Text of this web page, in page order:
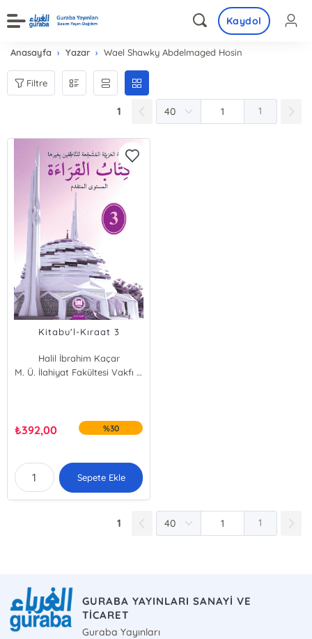
Kaydol
Anasayfa Yazar Wael Shawky Abdelmaged Hosin
Filtre
1 1
Kitabu'l-Kıraat 3
Halil İbrahim Kaçar
Wael Shawky Abdelmaged Hosin
M. Ü. İlahiyat Fakültesi Vakfı Yayınları
₺392,00 %30
Sepete Ekle
1 1
GURABA YAYINLARI SANAYİ VE
TİCARET
Guraba Yayınları